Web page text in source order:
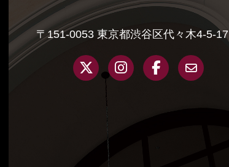
〒151-0053 東京都渋谷区代々木4-5-17